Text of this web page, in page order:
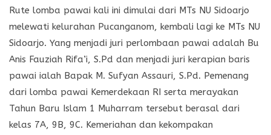
Rute lomba pawai kali ini dimulai dari MTs NU Sidoarjo
melewati kelurahan Pucanganom, kembali lagi ke MTs NU
Sidoarjo. Yang menjadi juri perlombaan pawai adalah Bu
Anis Fauziah Rifa’i, S.Pd dan menjadi juri kerapian baris
pawai ialah Bapak M. Sufyan Assauri, S.Pd. Pemenang
dari lomba pawai Kemerdekaan RI serta merayakan
Tahun Baru Islam 1 Muharram tersebut berasal dari
kelas 7A, 9B, 9C. Kemeriahan dan kekompakan